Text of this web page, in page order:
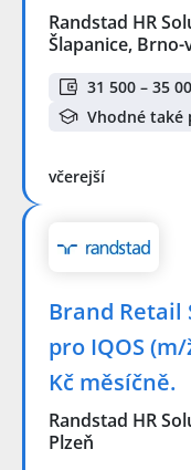
Randstad HR
Šlapanice,
31 500 – 35
Vhodné také
včerejší
Brand Retail
pro IQOS
Kč měsíčně.
Randstad HR
Plzeň